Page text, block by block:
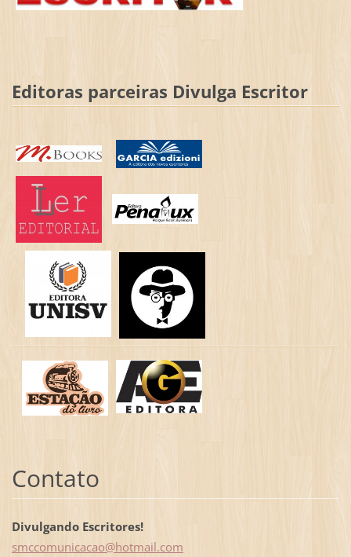
Editoras parceiras Divulga Escritor
Contato
Divulgando Escritores!
smccomunicacao@hotmail.com